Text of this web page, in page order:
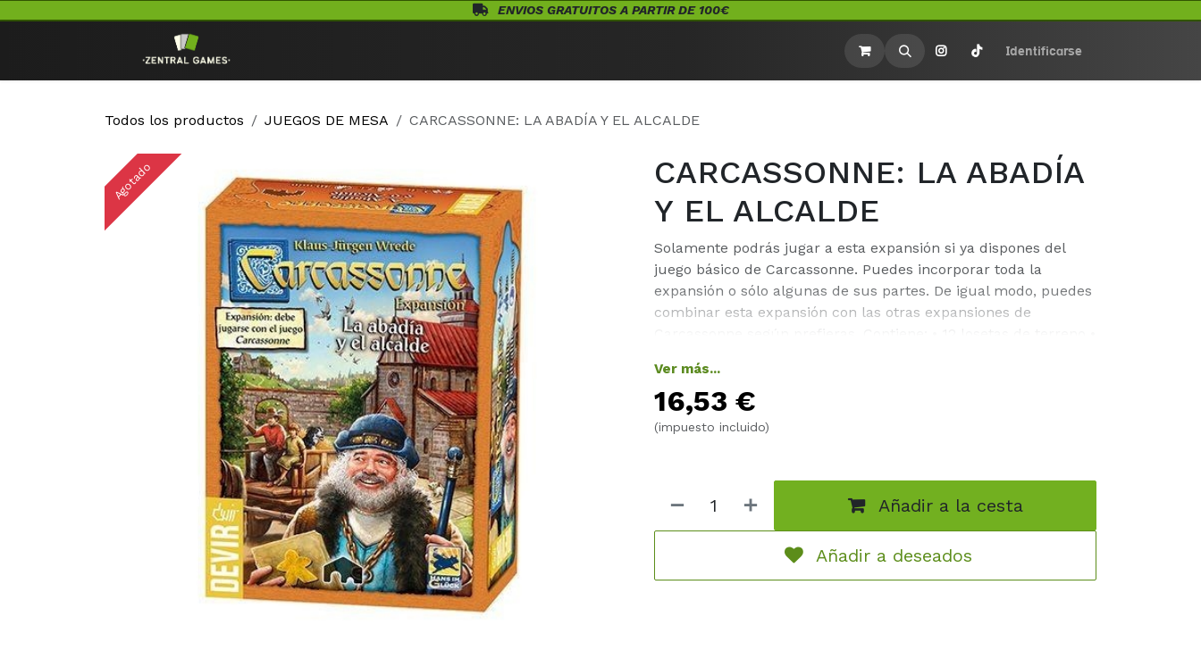
ENVIOS GRATUITOS A PARTIR DE 100€
Merchandasing Identificarse
Todos los productos JUEGOS DE MESA CARCASSONNE: LA ABADÍA Y EL ALCALDE
Agotado
CARCASSONNE: LA ABADÍA
Y EL ALCALDE
Solamente podrás jugar a esta expansión si ya dispones del
juego básico de Carcassonne. Puedes incorporar toda la
expansión o sólo algunas de sus partes. De igual modo, puedes
combinar esta expansión con las otras expansiones de
carromato • 6 figuras de finca
Ver más...
16,53 €
(impuesto incluido)
Añadir a la cesta
Añadir a deseados